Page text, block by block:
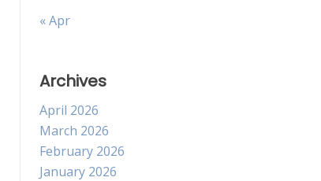
« Apr
Archives
April 2026
March 2026
February 2026
January 2026